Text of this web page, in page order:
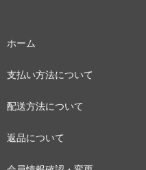
ホーム
支払い方法について
配送方法について
返品について